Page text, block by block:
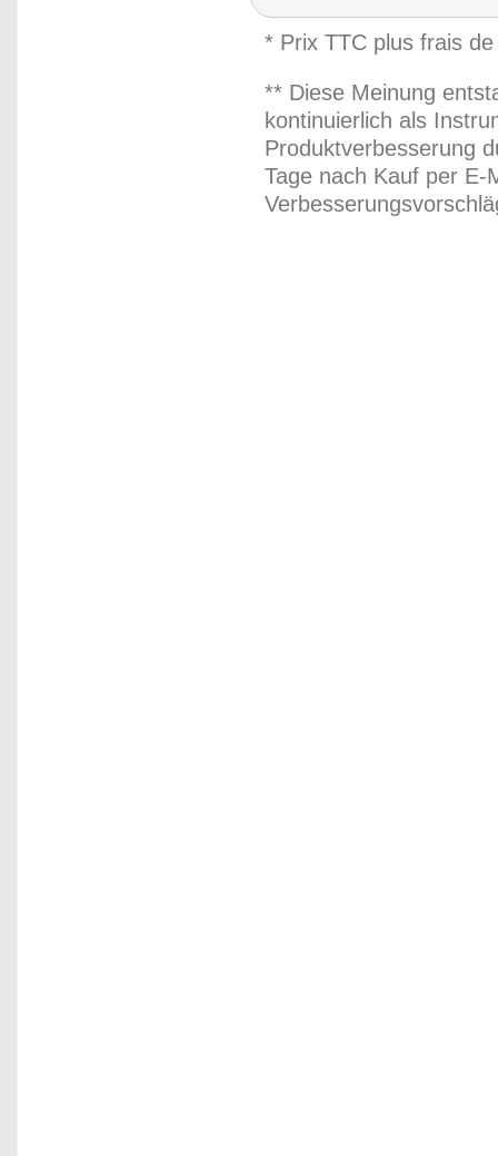
* Prix TTC plus frais
** Diese Meinung
kontinuierlich als
Produktverbesserung
Tage nach Kauf per E-